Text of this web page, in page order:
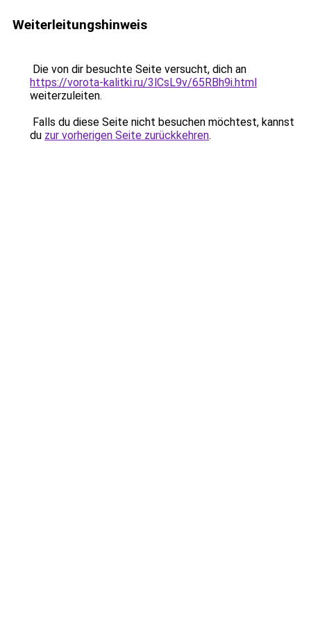
Weiterleitungshinweis
Die von dir besuchte Seite versucht, dich an
https://vorota-kalitki.ru/3lCsL9v/65RBh9i.html
weiterzuleiten.
Falls du diese Seite nicht besuchen möchtest, kannst
du zur vorherigen Seite zurückkehren.